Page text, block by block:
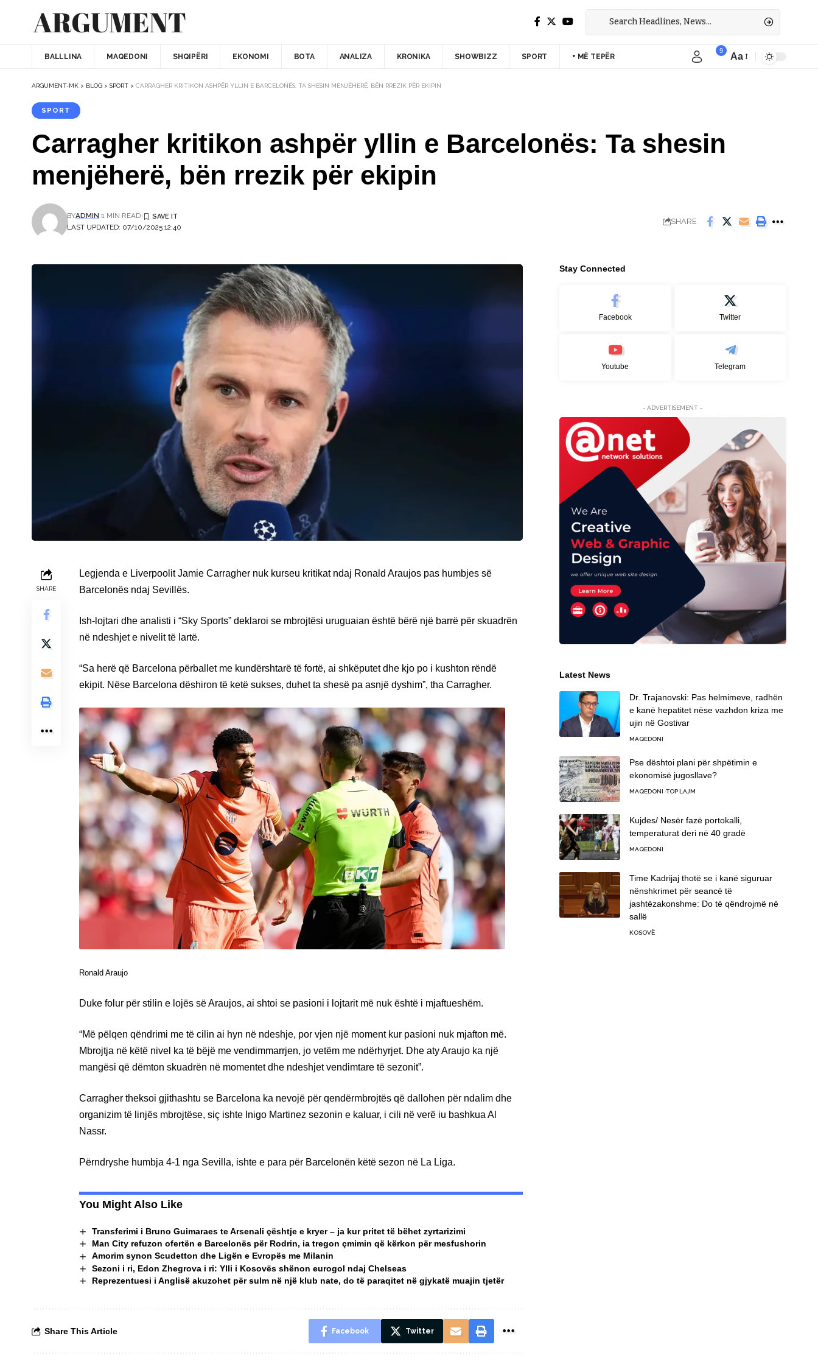
BALLLINA MAQEDONI SHQIPËRI EKONOMI BOTA ANALIZA KRONIKA SHOWBIZZ SPORT + MË TEPËR
9
Aa
ARGUMENT-MK > BLOG > SPORT > CARRAGHER KRITIKON ASHPËR YLLIN E BARCELONËS: TA SHESIN MENJËHERË, BËN RREZIK PËR EKIPIN
SPORT
Carragher kritikon ashpër yllin e Barcelonës: Ta shesin
menjëherë, bën rrezik për ekipin
LAST UPDATED: 07/10/2025 12:40
BYADMIN 1 MIN READ
SHARE
SHARE
Legjenda e Liverpoolit Jamie Carragher nuk kurseu kritikat ndaj Ronald Araujos pas humbjes së
Barcelonës ndaj Sevillës.
Ish-lojtari dhe analisti i “Sky Sports” deklaroi se mbrojtësi uruguaian është bërë një barrë për skuadrën
në ndeshjet e nivelit të lartë.
“Sa herë që Barcelona përballet me kundërshtarë të fortë, ai shkëputet dhe kjo po i kushton rëndë
ekipit. Nëse Barcelona dëshiron të ketë sukses, duhet ta shesë pa asnjë dyshim”, tha Carragher.
Ronald Araujo
Duke folur për stilin e lojës së Araujos, ai shtoi se pasioni i lojtarit më nuk është i mjaftueshëm.
“Më pëlqen qëndrimi me të cilin ai hyn në ndeshje, por vjen një moment kur pasioni nuk mjafton më.
Mbrojtja në këtë nivel ka të bëjë me vendimmarrjen, jo vetëm me ndërhyrjet. Dhe aty Araujo ka një
mangësi që dëmton skuadrën në momentet dhe ndeshjet vendimtare të sezonit”.
Carragher theksoi gjithashtu se Barcelona ka nevojë për qendërmbrojtës që dallohen për ndalim dhe
organizim të linjës mbrojtëse, siç ishte Inigo Martinez sezonin e kaluar, i cili në verë iu bashkua Al
Nassr.
Përndryshe humbja 4-1 nga Sevilla, ishte e para për Barcelonën këtë sezon në La Liga.
You Might Also Like
Transferimi i Bruno Guimaraes te Arsenali çështje e kryer – ja kur pritet të bëhet zyrtarizimi
Man City refuzon ofertën e Barcelonës për Rodrin, ia tregon çmimin që kërkon për mesfushorin
Amorim synon Scudetton dhe Ligën e Evropës me Milanin
Sezoni i ri, Edon Zhegrova i ri: Ylli i Kosovës shënon eurogol ndaj Chelseas
Reprezentuesi i Anglisë akuzohet për sulm në një klub nate, do të paraqitet në gjykatë muajin tjetër
Share This Article Facebook Twitter
Stay Connected
Facebook Twitter
Youtube Telegram
- ADVERTISEMENT -
Latest News
Dr. Trajanovski: Pas helmimeve, radhën
e kanë hepatitet nëse vazhdon kriza me
ujin në Gostivar
MAQEDONI
Pse dështoi plani për shpëtimin e
ekonomisë jugosllave?
MAQEDONI TOP LAJM
Kujdes/ Nesër fazë portokalli,
temperaturat deri në 40 gradë
MAQEDONI
Time Kadrijaj thotë se i kanë siguruar
nënshkrimet për seancë të
jashtëzakonshme: Do të qëndrojmë në
sallë
KOSOVË